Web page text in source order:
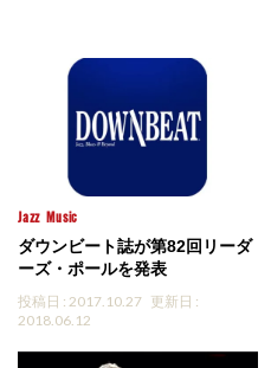
Jazz Music
ダウンビート誌が第82回リーダ
ーズ・ポールを発表
投稿日 : 2017.10.27 更新日 :
2018.06.12